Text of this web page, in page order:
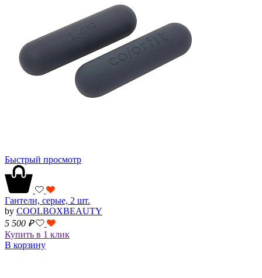
Быстрый просмотр
Гантели, серые, 2 шт.
by COOLBOXBEAUTY
5 500 ₽
Купить в 1 клик
В корзину